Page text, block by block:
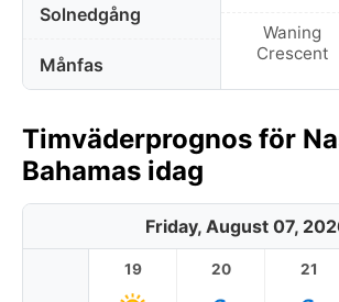
Solnedgång
Månfas
Waning
Crescent
Timväderprognos för
Bahamas idag
Friday, August 07,
19 20 21